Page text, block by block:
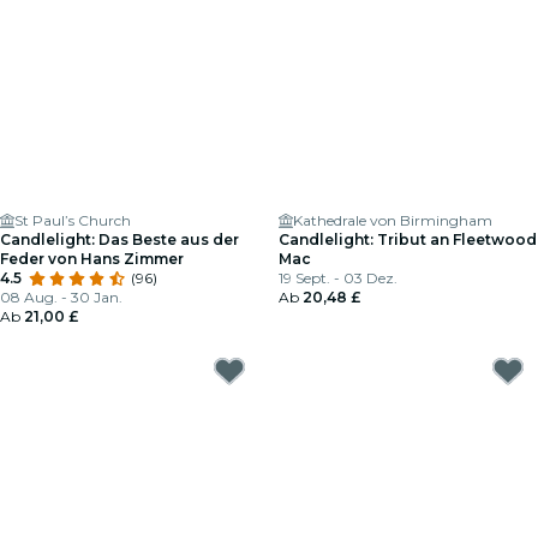
St Paul’s Church
Candlelight: Das Beste aus der
Feder von Hans Zimmer
4.5
(96)
08 Aug. - 30 Jan.
Ab 21,00 £
Kathedrale von Birmingham
Candlelight: Tribut an Fleetwood
Mac
19 Sept. - 03 Dez.
Ab 20,48 £